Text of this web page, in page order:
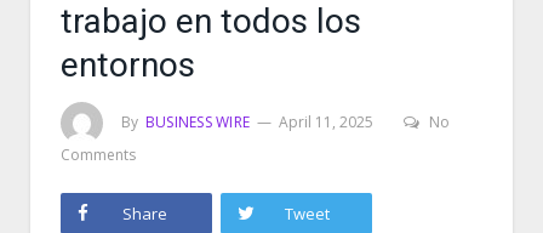
trabajo en todos los
entornos
By BUSINESS WIRE April 11, 2025
No
Comments
Share Tweet